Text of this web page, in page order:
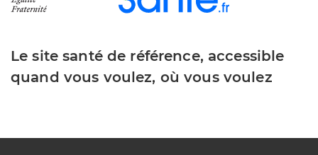
Le site santé de référence, accessible
quand vous voulez, où vous voulez